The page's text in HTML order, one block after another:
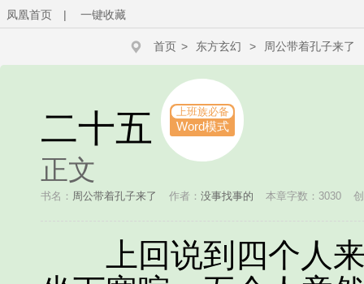
凤凰首页 | 一键收藏
首页 > 东方玄幻 > 周公带着孔子来了
二十五 上班族必备
Word模式
正文
书名： 周公带着孔子来了 作者： 没事找事的 本章字数：3030
上回说到四个人来